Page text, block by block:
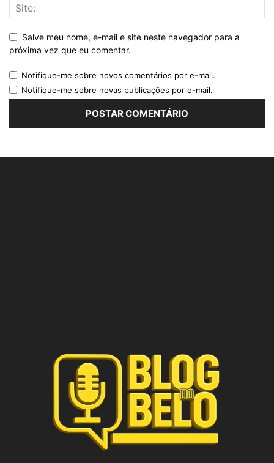
Salve meu nome, e-mail e site neste navegador para a
próxima vez que eu comentar.
Notifique-me sobre novos comentários por e-mail.
Notifique-me sobre novas publicações por e-mail.